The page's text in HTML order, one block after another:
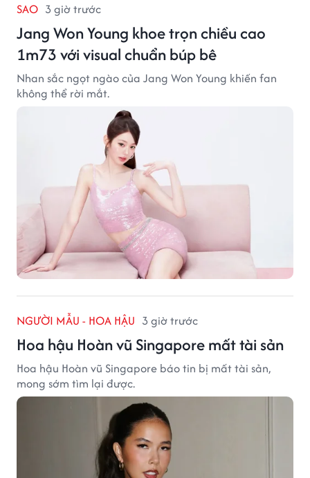
SAO 3 giờ trước
Jang Won Young khoe trọn chiều cao
1m73 với visual chuẩn búp bê
Nhan sắc ngọt ngào của Jang Won Young khiến fan
không thể rời mắt.
NGƯỜI MẪU - HOA HẬU 3 giờ trước
Hoa hậu Hoàn vũ Singapore mất tài sản
Hoa hậu Hoàn vũ Singapore báo tin bị mất tài sản,
mong sớm tìm lại được.